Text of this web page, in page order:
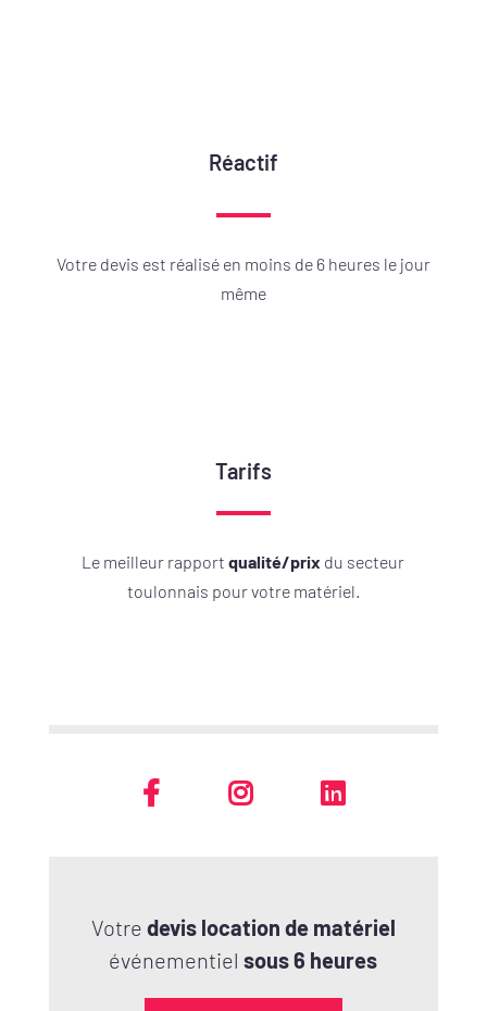
Réactif
Votre devis est réalisé en moins de 6 heures le jour
même
Tarifs
Le meilleur rapportqualité/prix du secteur
toulonnais pour votre matériel.
Votre devis location de matériel
événementielsous 6 heures